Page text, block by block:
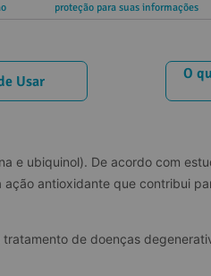
proteção para suas informações
Usar
O
e ubiquinol). De acordo com
antioxidante que contribui
de doenças